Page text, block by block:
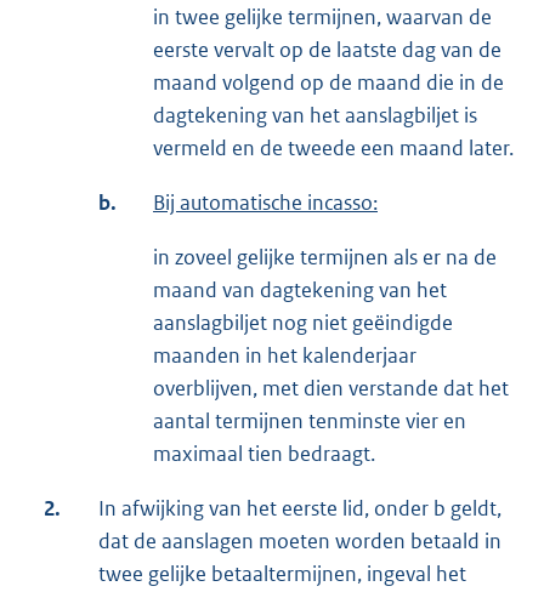
in twee gelijke termijnen, waarvan de
eerste vervalt op de laatste dag van de
maand volgend op de maand die in de
dagtekening van het aanslagbiljet is
vermeld en de tweede een maand later.
b. Bij automatische incasso:
in zoveel gelijke termijnen als er na de
maand van dagtekening van het
aanslagbiljet nog niet geëindigde
maanden in het kalenderjaar
overblijven, met dien verstande dat het
aantal termijnen tenminste vier en
maximaal tien bedraagt.
2.
In afwijking van het eerste lid, onder b geldt,
dat de aanslagen moeten worden betaald in
twee gelijke betaaltermijnen, ingeval het